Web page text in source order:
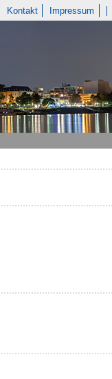
Kontakt Impressum